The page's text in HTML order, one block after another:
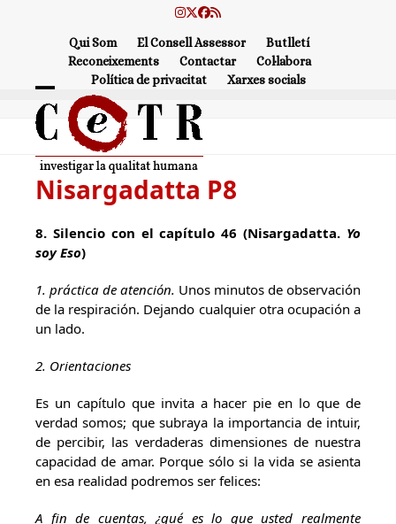
Instagram
Twitter
Facebook
RSS
Qui Som El Consell Assessor
Butlletí
Reconeixements
Contactar
Col·labora
Política de privacitat
Xarxes socials
Open
mobile
menu
Close
mobile
menu
Nisargadatta P8
8. Silencio con el capítulo 46 (Nisargadatta. Yo
soy Eso)
1. práctica de atención. Unos minutos de observación
de la respiración. Dejando cualquier otra ocupación a
un lado.
2. Orientaciones
Es un capítulo que invita a hacer pie en lo que de
verdad somos; que subraya la importancia de intuir,
de percibir, las verdaderas dimensiones de nuestra
capacidad de amar. Porque sólo si la vida se asienta
en esa realidad podremos ser felices:
A fin de cuentas, ¿qué es lo que usted realmente